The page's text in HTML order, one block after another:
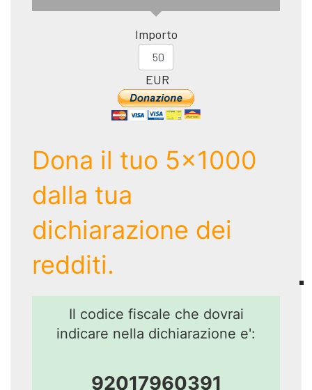
Importo
EUR
Dona il tuo 5x1000
dalla tua
dichiarazione dei
redditi.
Il codice fiscale che dovrai
indicare nella dichiarazione e':
92017960391